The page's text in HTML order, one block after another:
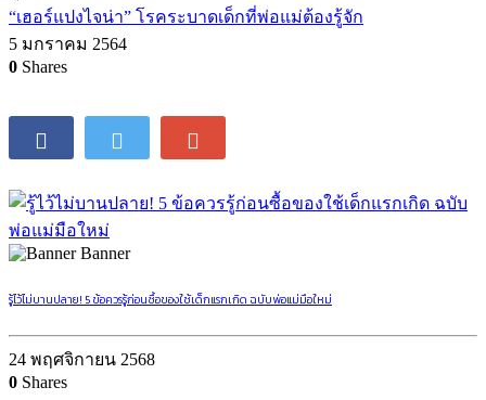
“เฮอร์แปงไจน่า” โรคระบาดเด็กที่พ่อแม่ต้องรู้จัก
5 มกราคม 2564
0 Shares
Banner
รู้ไว้ไม่บานปลาย! 5 ข้อควรรู้ก่อนซื้อของใช้เด็กแรกเกิด ฉบับพ่อแม่มือใหม่
24 พฤศจิกายน 2568
0 Shares